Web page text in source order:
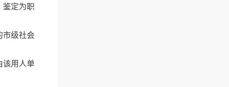
定为职
市级社会
该用人单